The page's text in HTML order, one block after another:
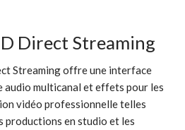
Direct Streaming
Streaming offre une interface
audio multicanal et effets pour les
vidéo professionnelle telles
productions en studio et les